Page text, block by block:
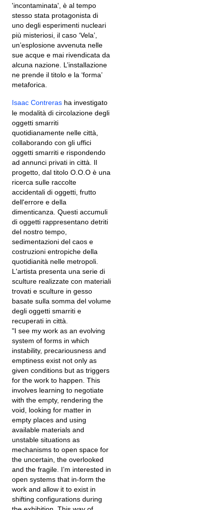
'incontaminata', è al tempo
stesso stata protagonista di
uno degli esperimenti nucleari
più misteriosi, il caso ‘Vela’,
un’esplosione avvenuta nelle
sue acque e mai rivendicata da
alcuna nazione. L’installazione
ne prende il titolo e la ‘forma’
metaforica.
Isaac Contreras ha investigato
le modalità di circolazione degli
oggetti smarriti
quotidianamente nelle città,
collaborando con gli uffici
oggetti smarriti e rispondendo
ad annunci privati in città. Il
progetto, dal titolo O.O.O è una
ricerca sulle raccolte
accidentali di oggetti, frutto
dell'errore e della
dimenticanza. Questi accumuli
di oggetti rappresentano detriti
del nostro tempo,
sedimentazioni del caos e
costruzioni entropiche della
quotidianità nelle metropoli.
L'artista presenta una serie di
sculture realizzate con materiali
trovati e sculture in gesso
basate sulla somma del volume
degli oggetti smarriti e
recuperati in città.
"I see my work as an evolving
system of forms in which
instability, precariousness and
emptiness exist not only as
given conditions but as triggers
for the work to happen. This
involves learning to negotiate
with the empty, rendering the
void, looking for matter in
empty places and using
available materials and
unstable situations as
mechanisms to open space for
the uncertain, the overlooked
and the fragile. I’m interested in
open systems that in-form the
work and allow it to exist in
shifting configurations during